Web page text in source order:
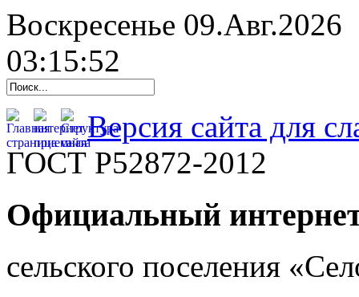
Воскресенье 09.Авг.2026
03:15:53
Версия сайта для
ГОСТ Р52872-2012
Официальный
cельского поселения